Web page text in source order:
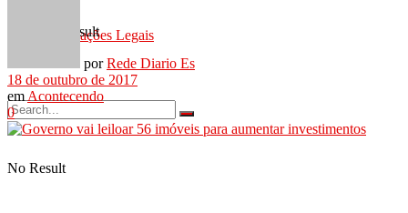
Publicações Legais
No Result
View All Result
por Rede Diario Es
18 de outubro de 2017
em Acontecendo
0